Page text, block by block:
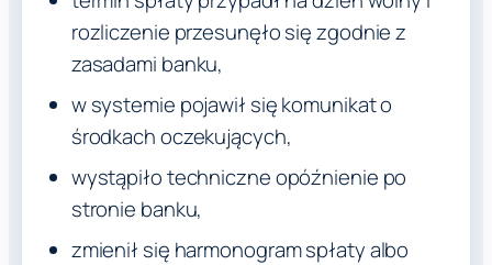
rozliczenie przesunęło się zgodnie z
zasadami banku,
w systemie pojawił się komunikat o
środkach oczekujących,
wystąpiło techniczne opóźnienie po
stronie banku,
zmienił się harmonogram spłaty albo